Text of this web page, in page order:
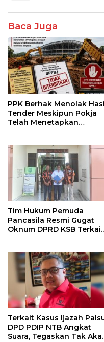
Baca Juga
PPK Berhak Menolak
Tender Meskipun Pokja
Telah Menetapkan
Tim Hukum Pemuda
Pancasila Resmi Gugat
Oknum DPRD KSB Terkait
Terkait Kasus Ijazah
DPD PDIP NTB Angkat
Suara, Tegaskan Tak